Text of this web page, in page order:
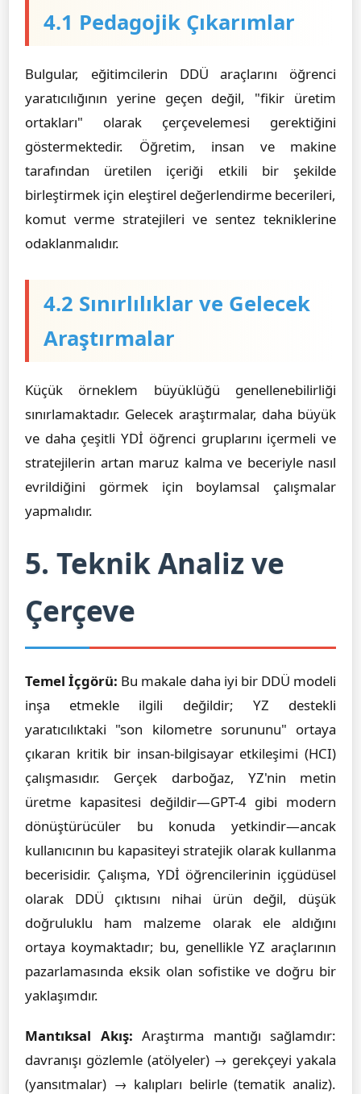
4.1 Pedagojik Çıkarımlar
Bulgular, eğitimcilerin DDÜ araçlarını öğrenci
yaratıcılığının yerine geçen değil, "fikir üretim
ortakları" olarak çerçevelemesi gerektiğini
göstermektedir. Öğretim, insan ve makine
tarafından üretilen içeriği etkili bir şekilde
birleştirmek için eleştirel değerlendirme becerileri,
komut verme stratejileri ve sentez tekniklerine
odaklanmalıdır.
4.2 Sınırlılıklar ve Gelecek
Araştırmalar
Küçük örneklem büyüklüğü genellenebilirliği
sınırlamaktadır. Gelecek araştırmalar, daha büyük
ve daha çeşitli YDİ öğrenci gruplarını içermeli ve
stratejilerin artan maruz kalma ve beceriyle nasıl
evrildiğini görmek için boylamsal çalışmalar
yapmalıdır.
5. Teknik Analiz ve
Çerçeve
Temel İçgörü: Bu makale daha iyi bir DDÜ modeli
inşa etmekle ilgili değildir; YZ destekli
yaratıcılıktaki "son kilometre sorununu" ortaya
çıkaran kritik bir insan-bilgisayar etkileşimi (HCI)
çalışmasıdır. Gerçek darboğaz, YZ'nin metin
üretme kapasitesi değildir—GPT-4 gibi modern
dönüştürücüler bu konuda yetkindir—ancak
kullanıcının bu kapasiteyi stratejik olarak kullanma
becerisidir. Çalışma, YDİ öğrencilerinin içgüdüsel
olarak DDÜ çıktısını nihai ürün değil, düşük
doğruluklu ham malzeme olarak ele aldığını
ortaya koymaktadır; bu, genellikle YZ araçlarının
pazarlamasında eksik olan sofistike ve doğru bir
yaklaşımdır.
Mantıksal Akış: Araştırma mantığı sağlamdır:
davranışı gözlemle (atölyeler) → gerekçeyi yakala
(yansıtmalar) → kalıpları belirle (tematik analiz).